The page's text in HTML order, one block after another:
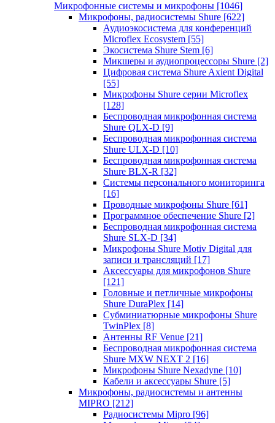
Микрофонные системы и микрофоны [1046]
Микрофоны, радиосистемы Shure [622]
Аудиоэкосистема для конференций
Microflex Ecosystem [55]
Экосистема Shure Stem [6]
Микшеры и аудиопроцессоры Shure [2]
Цифровая система Shure Axient Digital
[55]
Микрофоны Shure серии Microflex
[128]
Беспроводная микрофонная система
Shure QLX-D [9]
Беспроводная микрофонная система
Shure ULX-D [10]
Беспроводная микрофонная система
Shure BLX-R [32]
Системы персонального мониторинга
[16]
Проводные микрофоны Shure [61]
Программное обеспечение Shure [2]
Беспроводная микрофонная система
Shure SLX-D [34]
Микрофоны Shure Motiv Digital для
записи и трансляций [17]
Аксессуары для микрофонов Shure
[121]
Головные и петличные микрофоны
Shure DuraPlex [14]
Субминиатюрные микрофоны Shure
TwinPlex [8]
Антенны RF Venue [21]
Беспроводная микрофонная система
Shure MXW NEXT 2 [16]
Микрофоны Shure Nexadyne [10]
Кабели и аксессуары Shure [5]
Микрофоны, радиосистемы и антенны
MIPRO [212]
Радиосистемы Mipro [96]